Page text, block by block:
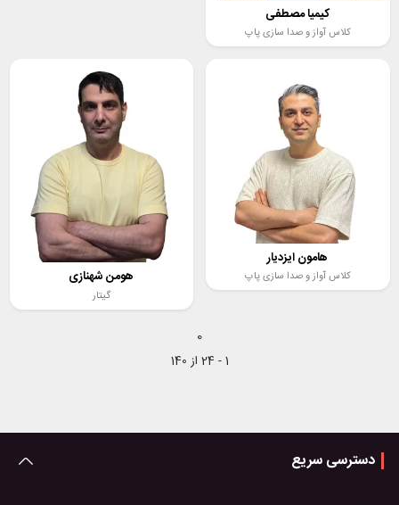
کیمیا مصطفی
کلاس آواز و صدا سازی پاپ
هامون ایزدیار
کلاس آواز و صدا سازی پاپ هومن شهنازی
گیتار
0
1
-
24 از 140
دسترسی سریع